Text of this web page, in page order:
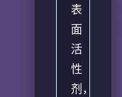
表
面
活
性
剂，